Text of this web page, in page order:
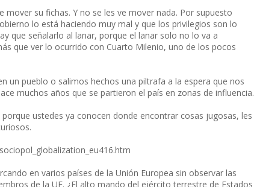
mover su fichas. Y no se les ve mover nada. Por supuesto
lo está haciendo muy mal y que los privilegios son lo
que señalarlo al lanar, porque el lanar solo no lo va a
que ver lo ocurrido con Cuarto Milenio, uno de los pocos
un pueblo o salimos hechos una piltrafa a la espera que nos
muchos años que se partieron el país en zonas de influencia.
ustedes ya conocen donde encontrar cosas jugosas, les
en varios países de la Unión Europea sin observar las
de la UE. ¿El alto mando del ejército terrestre de Estados